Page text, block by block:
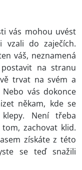
vás mohou uvést
vzali do zaječích.
váš, neznamená
na stranu
trvat na svém a
vás dokonce
někam, kde se
klepy. Není třeba
zachovat klid.
získáte z této
se teď snažili